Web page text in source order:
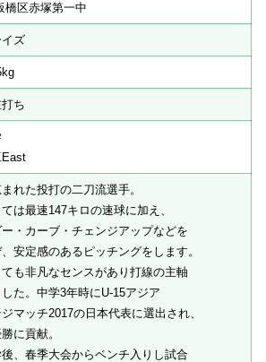
橋区赤塚第一中
ズ
ち
East
れた投打の二刀流選手。
は最速147キロの速球に加え、
ー・カーブ・チェンジアップなどを
安定感のあるピッチングをします。
も非凡なセンスがあり打線の主軸
た。中学3年時にU-15アジア
マッチ2017の日本代表に選出され、
に貢献。
、春季大会からベンチ入りし試合